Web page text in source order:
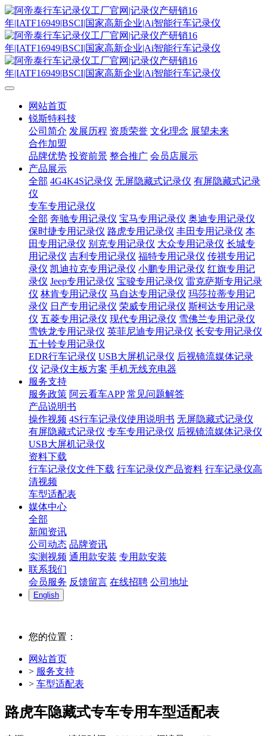
网站首页
锐斯特科技
公司简介 发展历程 资质荣誉 文化理念 展望未来
合作加盟
品牌优势 投资前景 整合推广 会员店展示
产品展示
全部 4G4K4S记录仪 无屏隐藏式记录仪 有屏隐藏式记录
仪
专车专用记录仪
全部 奔驰专用记录仪 宝马专用记录仪 奥迪专用记录仪
保时捷专用记录仪 路虎专用记录仪 丰田专用记录仪 本
田专用记录仪 别克专用记录仪 大众专用记录仪 长城专
用记录仪 吉利专用记录仪 福特专用记录仪 传祺专用记
录仪 凯迪拉克专用记录仪 小鹏专用记录仪 红旗专用记
录仪 Jeep专用记录仪 宝骏专用记录仪 雷克萨斯专用记录
仪 林肯专用记录仪 马自达专用记录仪 玛莎拉蒂专用记
录仪 日产专用记录仪 荣威专用记录仪 斯柯达专用记录
仪 五菱专用记录仪 现代专用记录仪 雪佛兰专用记录仪
雪铁龙专用记录仪 英菲尼迪专用记录仪 长安专用记录仪
五十铃专用记录仪
EDR行车记录仪 USB大屏机记录仪 后视镜流媒体记录
仪 记录仪主板方案 手机无线充电器
服务支持
服务政策 阿云看车APP 常见问题解答
产品说明书
操作视频 4S行车记录仪使用说明书 无屏隐藏式记录仪
有屏隐藏式记录仪 专车专用记录仪 后视镜流媒体记录仪
USB大屏机记录仪
资料下载
行车记录仪文件下载 行车记录仪产品资料 行车记录仪高
清视频
车型适配表
媒体中心
全部
新闻资讯
公司动态 品牌资讯
实测视频 通用款安装 专用款安装
联系我们
会员服务 反馈留言 在线招聘 公司地址
English
您的位置：
网站首页
> 服务支持
> 车型适配表
路虎车隐藏式专车专用车型适配表